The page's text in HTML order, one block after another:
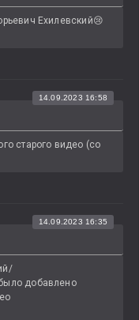
Ехилевский😢
14.09.2023 16:58
старого видео (со
14.09.2023 16:35
добавлено